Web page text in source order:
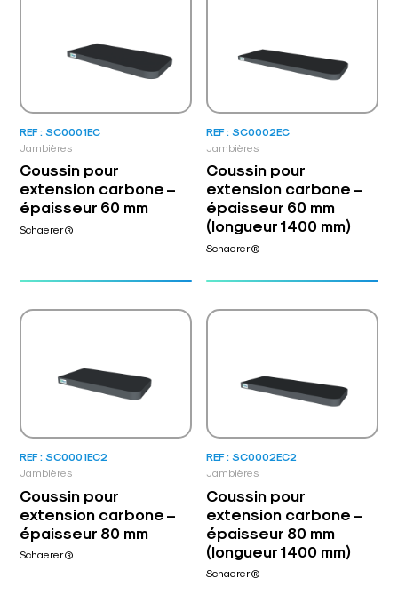
Jambières
REF : SC0001EC
Coussin pour
extension carbone –
épaisseur 60 mm
Schaerer®
Jambières
REF : SC0002EC
Coussin pour
extension carbone –
épaisseur 60 mm
(longueur 1400 mm)
Schaerer®
Jambières
REF : SC0001EC2
Coussin pour
extension carbone –
épaisseur 80 mm
Schaerer®
Jambières
REF : SC0002EC2
Coussin pour
extension carbone –
épaisseur 80 mm
(longueur 1400 mm)
Schaerer®